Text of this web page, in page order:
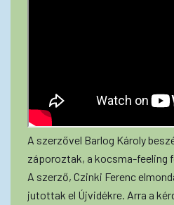
A szerzővel Barlog Károly
záporoztak, a kocsma-feeling
A szerző, Czinki Ferenc
jutottak el Újvidékre. Arra a